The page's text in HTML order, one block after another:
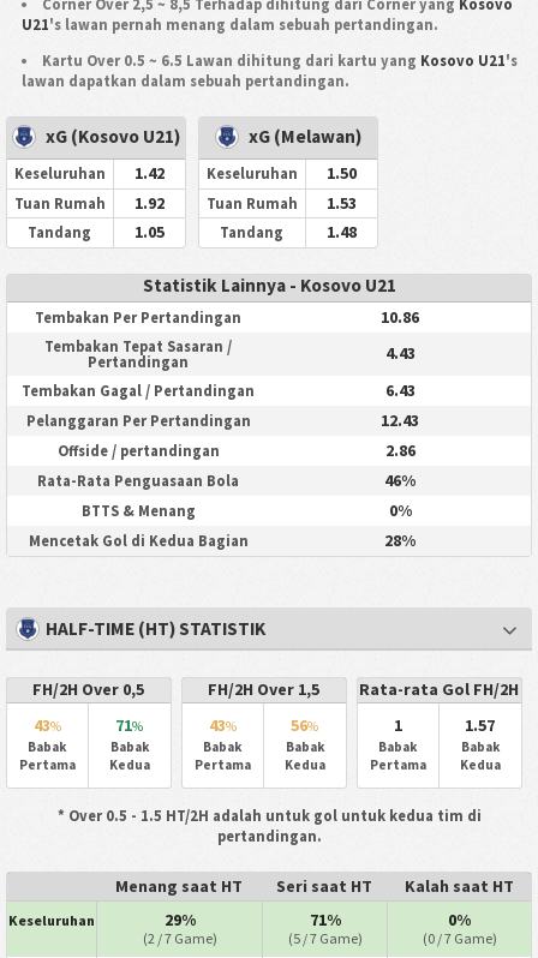
Corner Over 2,5 ~ 8,5 Terhadap dihitung dari Corner yang Kosovo
U21's lawan pernah menang dalam sebuah pertandingan.
Kartu Over 0.5 ~ 6.5 Lawan dihitung dari kartu yang Kosovo U21's
lawan dapatkan dalam sebuah pertandingan.
xG (Kosovo U21)
Keseluruhan 1.42
Tuan Rumah 1.92
Tandang 1.05
xG (Melawan)
Keseluruhan 1.50
Tuan Rumah 1.53
Tandang 1.48
Statistik Lainnya - Kosovo U21
Tembakan Per Pertandingan 10.86
Tembakan Tepat Sasaran /
Pertandingan
4.43
Tembakan Gagal / Pertandingan 6.43
Pelanggaran Per Pertandingan 12.43
Offside / pertandingan 2.86
Rata-Rata Penguasaan Bola 46%
BTTS & Menang 0%
Mencetak Gol di Kedua Bagian 28%
HALF-TIME (HT) STATISTIK
FH/2H Over 0,5
43%
Babak
Pertama
71%
Babak
Kedua
FH/2H Over 1,5
43%
Babak
Pertama
56%
Babak
Kedua
Rata-rata Gol FH/2H
1
Babak
Pertama
1.57
Babak
Kedua
* Over 0.5 - 1.5 HT/2H adalah untuk gol untuk kedua tim di
pertandingan.
Menang saat HT Seri saat HT Kalah saat HT
Keseluruhan 29%
(2 / 7 Game)
71%
(5 / 7 Game)
0%
(0 / 7 Game)